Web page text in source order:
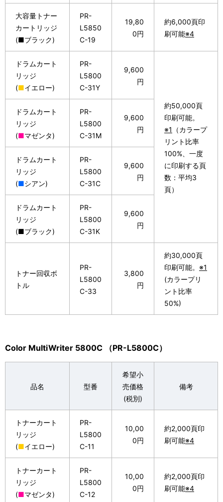
大容量トナー
カートリッジ
(■ブラック)
PR-
L5850
C-19
19,80
0円
約6,000頁印
刷可能※4
ドラムカート
リッジ
(■イエロー)
PR-
L5800
C-31Y
9,600
円
約50,000頁
印刷可能。
※1
（カラープ
リント比率
100%、一度
に印刷する頁
数：平均3
頁）
ドラムカート
リッジ
(■マゼンタ)
PR-
L5800
C-31M
9,600
円
ドラムカート
リッジ
(■シアン)
PR-
L5800
C-31C
9,600
円
ドラムカート
リッジ
(■ブラック)
PR-
L5800
C-31K
9,600
円
トナー回収ボ
トル
PR-
L5800
C-33
3,800
円
約30,000頁
印刷可能。 ※1
(カラープリ
ント比率
50%)
Color MultiWriter 5800C （PR-L5800C）
品名 型番
希望小
売価格
(税別)
備考
トナーカート
リッジ
(■イエロー)
PR-
L5800
C-11
10,00
0円
約2,000頁印
刷可能※4
トナーカート
リッジ
(■マゼンタ)
PR-
L5800
C-12
10,00
0円
約2,000頁印
刷可能※4